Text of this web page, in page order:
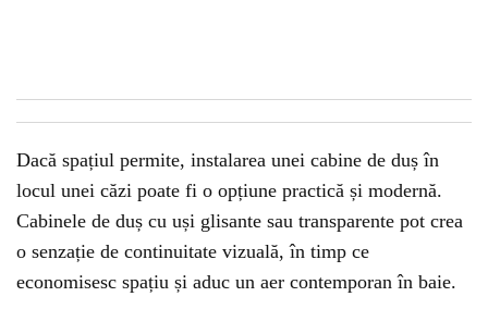
Dacă spațiul permite, instalarea unei cabine de duș în
locul unei căzi poate fi o opțiune practică și modernă.
Cabinele de duș cu uși glisante sau transparente pot crea
o senzație de continuitate vizuală, în timp ce
economisesc spațiu și aduc un aer contemporan în baie.